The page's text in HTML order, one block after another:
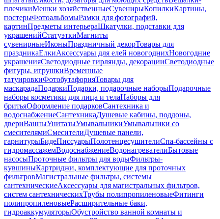
плечикиМешки хозяйственныеСувенирыКопилкиКартины,
постерыФотоальбомыРамки для фотографий,
картинПредметы интерьераШкатулки, подставки для
украшенийСтатуэткиМагниты
сувенирныеИконыПраздничный декорТовары для
праздникаЕлкиАксессуары для елей новогоднихНовогодние
украшенияСветодиодные гирлянды, декорацииСветодиодные
фигуры, игрушкиВременные
татуировкиФотобутафорияТовары для
маскарадаПодаркиПодарки, подарочные наборыПодарочные
наборы косметики для лица и телаНаборы для
бритьяОформление подарковСантехника и
водоснабжениеСантехникаДушевые кабины, поддоны,
двериВанныУнитазыУмывальникиУмывальники со
смесителямиСмесителиДушевые панели,
гарнитурыБидеПиссуарыПолотенцесушителиСпа-бассейны с
гидромассажемВодоснабжениеВодонагревателиБытовые
насосыПроточные фильтры для водыФильтры-
кувшиныКартриджи, комплектующие для проточных
фильтровМагистральные фильтры, системы
сантехническиеАксессуары для магистральных фильтров,
систем сантехническихТрубы полипропиленовыеФитинги
полипропиленовыеРасширительные баки,
гидроаккумуляторыОбустройство ванной комнаты и